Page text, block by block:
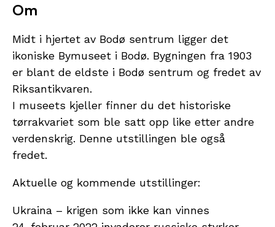
Om
Midt i hjertet av Bodø sentrum ligger det
ikoniske Bymuseet i Bodø. Bygningen fra 1903
er blant de eldste i Bodø sentrum og fredet av
Riksantikvaren.
I museets kjeller finner du det historiske
tørrakvariet som ble satt opp like etter andre
verdenskrig. Denne utstillingen ble også
fredet.
Aktuelle og kommende utstillinger:
Ukraina – krigen som ikke kan vinnes